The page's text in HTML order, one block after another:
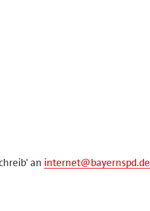
an internet@bayernspd.de